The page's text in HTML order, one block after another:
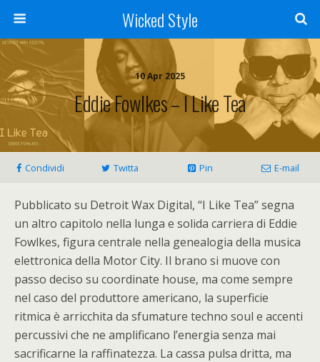
Wicked Style
10 Apr 2025
Eddie Fowlkes – I Like Tea
Condividi Twitta Pin E-mail
Pubblicato su Detroit Wax Digital, “I Like Tea” segna
un altro capitolo nella lunga e solida carriera di Eddie
Fowlkes, figura centrale nella genealogia della musica
elettronica della Motor City. Il brano si muove con
passo deciso su coordinate house, ma come sempre
nel caso del produttore americano, la superficie
ritmica è arricchita da sfumature techno soul e accenti
percussivi che ne amplificano l’energia senza mai
sacrificarne la raffinatezza. La cassa pulsa dritta, ma